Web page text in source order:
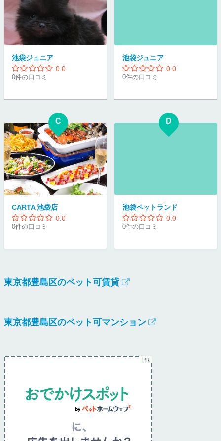
池袋ジュニア
0.0
0件の口コミ
池袋ジュニア
0.0
0件の口コミ
C
CARTA 池袋店
0.0
0件の口コミ
D
池袋ペットランド
0.0
0件の口コミ
東京都豊島区のペット可賃貸
東京都豊島区のペット可マンション